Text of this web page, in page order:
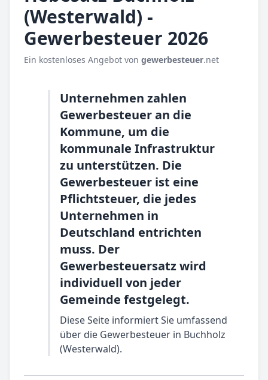
(Westerwald) -
Gewerbesteuer 2026
Ein kostenloses Angebot von gewerbesteuer.net
Unternehmen zahlen
Gewerbesteuer an die
Kommune, um die
kommunale Infrastruktur
zu unterstützen. Die
Gewerbesteuer ist eine
Pflichtsteuer, die jedes
Unternehmen in
Deutschland entrichten
muss. Der
Gewerbesteuersatz wird
individuell von jeder
Gemeinde festgelegt.
Diese Seite informiert Sie umfassend
über die Gewerbesteuer in Buchholz
(Westerwald).